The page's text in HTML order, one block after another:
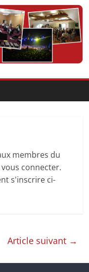
membres du
connecter.
s'inscrire ci-
Article suivant →